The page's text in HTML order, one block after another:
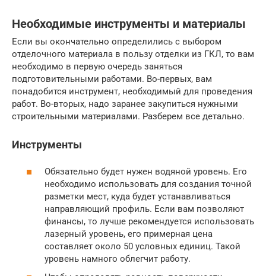
Необходимые инструменты и материалы
Если вы окончательно определились с выбором
отделочного материала в пользу отделки из ГКЛ, то вам
необходимо в первую очередь заняться
подготовительными работами. Во-первых, вам
понадобится инструмент, необходимый для проведения
работ. Во-вторых, надо заранее закупиться нужными
строительными материалами. Разберем все детально.
Инструменты
Обязательно будет нужен водяной уровень. Его
необходимо использовать для создания точной
разметки мест, куда будет устанавливаться
направляющий профиль. Если вам позволяют
финансы, то лучше рекомендуется использовать
лазерный уровень, его примерная цена
составляет около 50 условных единиц. Такой
уровень намного облегчит работу.